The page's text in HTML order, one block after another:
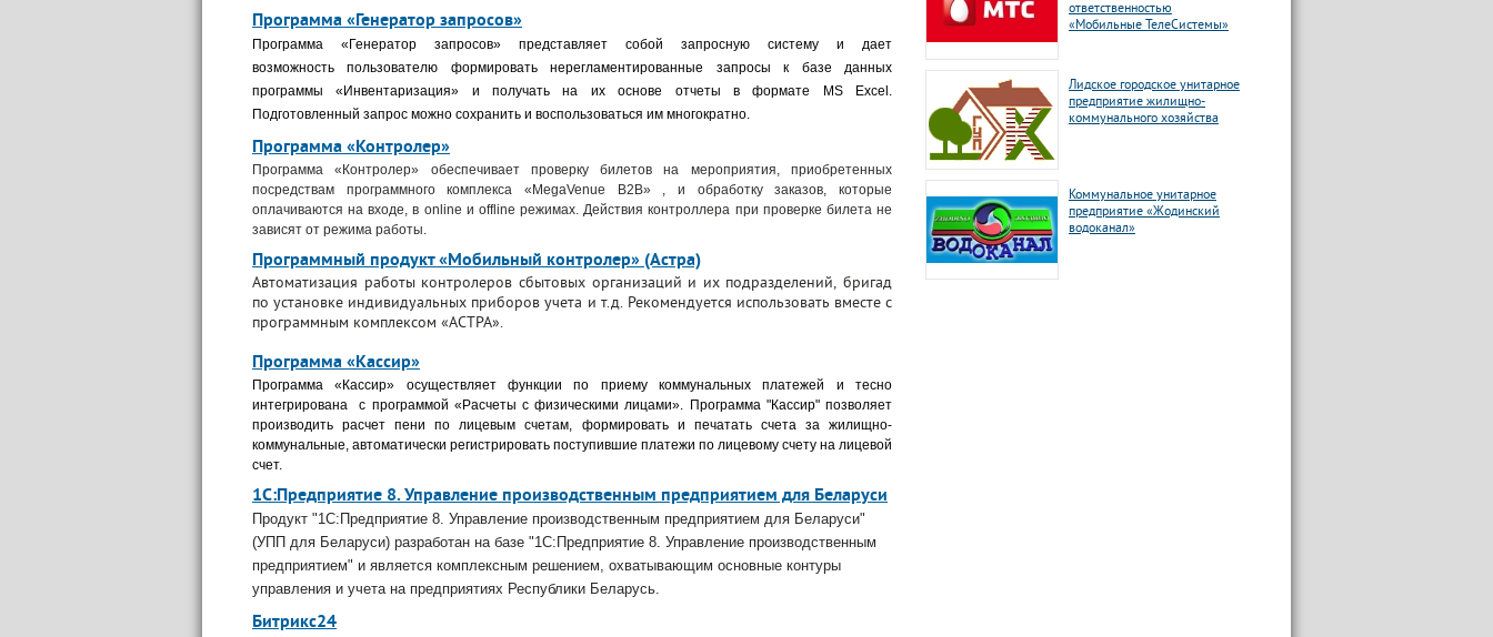
support@bs-solutions.by
Приемная
contact@bs-solutions.by
Бухгалтерия
+375 (44) 555-39-05
buh@bs-solutions.by
Программа «Генератор запросов»
Программа «Генератор запросов» представляет собой запросную систему и дает
возможность пользователю формировать нерегламентированные запросы к базе данных
программы «Инвентаризация» и получать на их основе отчеты в формате MS Excel.
Подготовленный запрос можно сохранить и воспользоваться им многократно.
Программа «Контролер»
Программа «Контролер» обеспечивает проверку билетов на мероприятия, приобретенных
посредствам программного комплекса «MegaVenue B2B» , и обработку заказов, которые
оплачиваются на входе, в online и offline режимах. Действия контроллера при проверке билета не
зависят от режима работы.
Программный продукт «Мобильный контролер» (Астра)
Автоматизация работы контролеров сбытовых организаций и их подразделений, бригад
по установке индивидуальных приборов учета и т.д. Рекомендуется использовать вместе с
программным комплексом «АСТРА».
Программа «Кассир»
Программа «Кассир» осуществляет функции по приему коммунальных платежей и тесно
интегрирована с программой «Расчеты с физическими лицами». Программа "Кассир" позволяет
производить расчет пени по лицевым счетам, формировать и печатать счета за жилищно-
коммунальные, автоматически регистрировать поступившие платежи по лицевому счету на лицевой
счет.
1С:Предприятие 8. Управление производственным предприятием для Беларуси
Продукт "1С:Предприятие 8. Управление производственным предприятием для Беларуси"
(УПП для Беларуси) разработан на базе "1С:Предприятие 8. Управление производственным
предприятием" и является комплексным решением, охватывающим основные контуры
управления и учета на предприятиях Республики Беларусь.
Битрикс24
ответственностью
«Мобильные ТелеСистемы»
Лидское городское унитарное
предприятие жилищно-
коммунального хозяйства
Коммунальное унитарное
предприятие «Жодинский
водоканал»